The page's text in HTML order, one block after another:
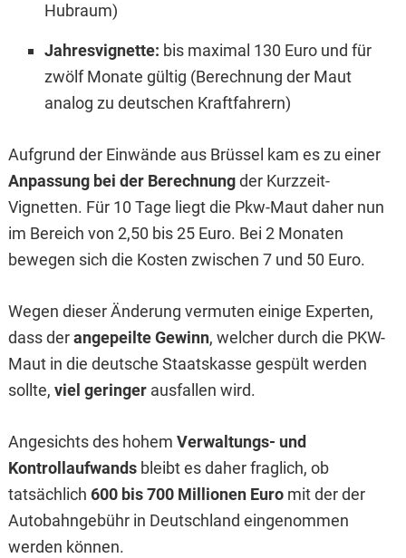
Hubraum)
Jahresvignette: bis maximal 130 Euro und für
zwölf Monate gültig (Berechnung der Maut
analog zu deutschen Kraftfahrern)
Aufgrund der Einwände aus Brüssel kam es zu einer
Anpassung bei der Berechnungder Kurzzeit-
Vignetten. Für 10 Tage liegt die Pkw-Maut daher nun
im Bereich von 2,50 bis 25 Euro. Bei 2 Monaten
bewegen sich die Kosten zwischen 7 und 50 Euro.
Wegen dieser Änderung vermuten einige Experten,
dass derangepeilte Gewinn, welcher durch die PKW-
Maut in die deutsche Staatskasse gespült werden
sollte, viel geringerausfallen wird.
Angesichts des hohem Verwaltungs- und
Kontrollaufwandsbleibt es daher fraglich, ob
tatsächlich 600 bis 700 Millionen Euromit der der
Autobahngebühr in Deutschland eingenommen
werden können.